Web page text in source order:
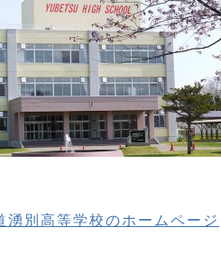
湧別高等学校のホームページ